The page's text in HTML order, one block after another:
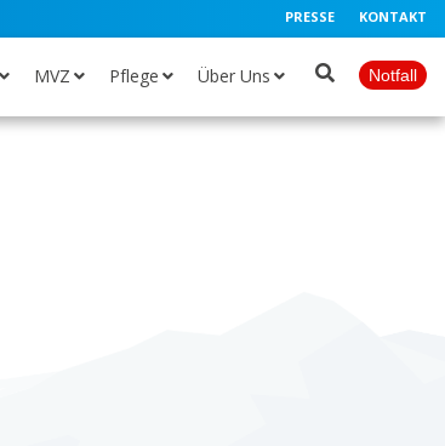
PRESSE KONTAKT
Notfall
MVZ Pflege Über Uns